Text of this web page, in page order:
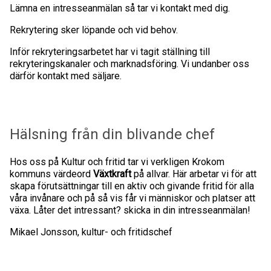
Lämna en intresseanmälan så tar vi kontakt med dig.
Rekrytering sker löpande och vid behov.
Inför rekryteringsarbetet har vi tagit ställning till
rekryteringskanaler och marknadsföring. Vi undanber oss
därför kontakt med säljare.
Hälsning från din blivande chef
Hos oss på Kultur och fritid tar vi verkligen Krokom
kommuns värdeord Växtkraftpå allvar. Här arbetar vi för att
skapa förutsättningar till en aktiv och givande fritid för alla
våra invånare och på så vis får vi människor och platser att
växa. Låter det intressant? skicka in din intresseanmälan!
Mikael Jonsson, kultur- och fritidschef